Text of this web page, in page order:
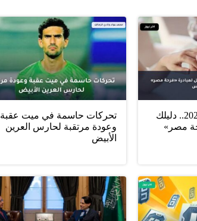
منصة تيسير الزواج 2026.. دليلك
مصر»
تحركات حاسمة في ميت عقبة
وعودة مرتقبة لحارس العرين
الأبيض